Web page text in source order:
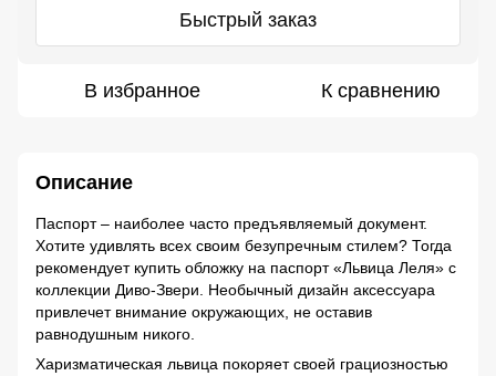
Быстрый заказ
В избранное К сравнению
Описание
Паспорт – наиболее часто предъявляемый документ.
Хотите удивлять всех своим безупречным стилем? Тогда
рекомендует купить обложку на паспорт «Львица Леля» с
коллекции Диво-Звери. Необычный дизайн аксессуара
привлечет внимание окружающих, не оставив
равнодушным никого.
Харизматическая львица покоряет своей грациозностью